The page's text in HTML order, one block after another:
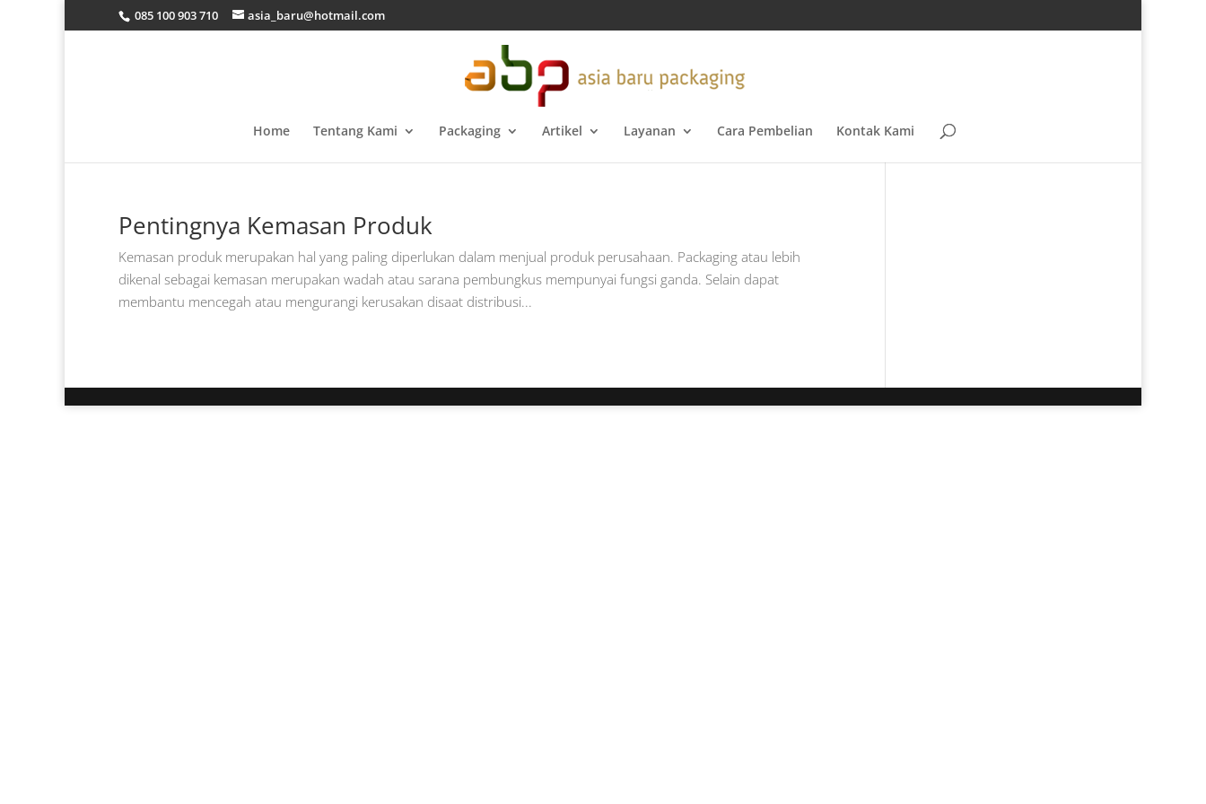
085 100 903 710 asia_baru@hotmail.com
Home Tentang Kami Packaging Artikel Layanan Cara Pembelian Kontak Kami
Pentingnya Kemasan Produk
Kemasan produk merupakan hal yang paling diperlukan dalam menjual produk perusahaan. Packaging atau lebih
dikenal sebagai kemasan merupakan wadah atau sarana pembungkus mempunyai fungsi ganda. Selain dapat
membantu mencegah atau mengurangi kerusakan disaat distribusi...